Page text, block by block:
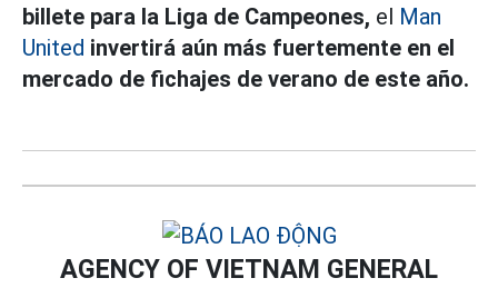
billete para la Liga de Campeones, el Man
United invertirá aún más fuertemente en el
mercado de fichajes de verano de este año.
AGENCY OF VIETNAM GENERAL